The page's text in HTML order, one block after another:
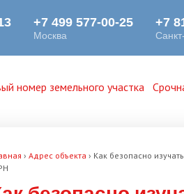
номер земельного участка
› Адрес объекта › Как безопасно